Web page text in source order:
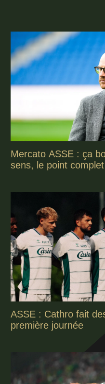
Mercato ASSE : ça
sens, le point complet
ASSE : Cathro fait
première journée